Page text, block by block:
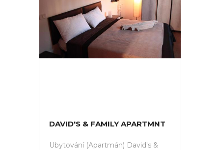
DAVID'S & FAMILY APARTMNT
Ubytování (Apartmán) David's &